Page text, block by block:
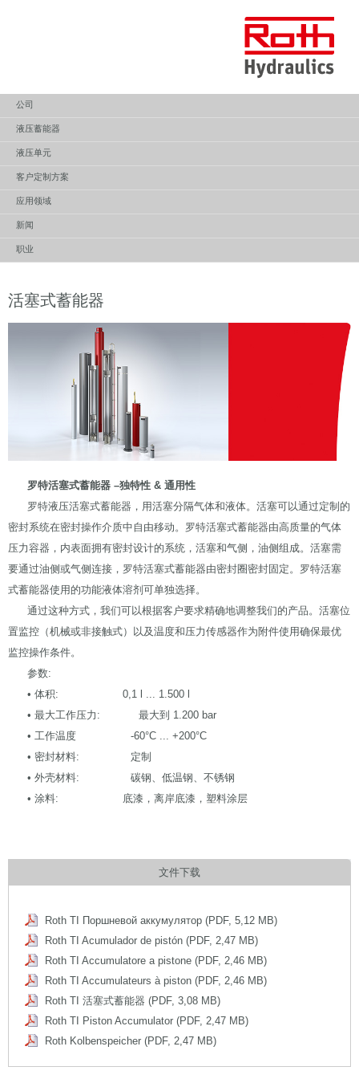
公司
液压蓄能器
液压单元
客户定制方案
应用领域
新闻
职业
活塞式蓄能器
罗特活塞式蓄能器 –独特性 & 通用性
罗特液压活塞式蓄能器，用活塞分隔气体和液体。活塞可以通过定制的
密封系统在密封操作介质中自由移动。罗特活塞式蓄能器由高质量的气体
压力容器，内表面拥有密封设计的系统，活塞和气侧，油侧组成。活塞需
要通过油侧或气侧连接，罗特活塞式蓄能器由密封圈密封固定。罗特活塞
式蓄能器使用的功能液体溶剂可单独选择。
通过这种方式，我们可以根据客户要求精确地调整我们的产品。活塞位
置监控（机械或非接触式）以及温度和压力传感器作为附件使用确保最优
监控操作条件。
参数:
• 体积: 0,1 l ... 1.500 l
• 最大工作压力: 最大到 1.200 bar
• 工作温度 -60°C ... +200°C
• 密封材料: 定制
• 外壳材料: 碳钢、低温钢、不锈钢
• 涂料: 底漆，离岸底漆，塑料涂层
文件下载
Roth TI Поршневой аккумулятор (PDF, 5,12 MB)
Roth TI Acumulador de pistón (PDF, 2,47 MB)
Roth TI Accumulatore a pistone (PDF, 2,46 MB)
Roth TI Accumulateurs à piston (PDF, 2,46 MB)
Roth TI 活塞式蓄能器 (PDF, 3,08 MB)
Roth TI Piston Accumulator (PDF, 2,47 MB)
Roth Kolbenspeicher (PDF, 2,47 MB)